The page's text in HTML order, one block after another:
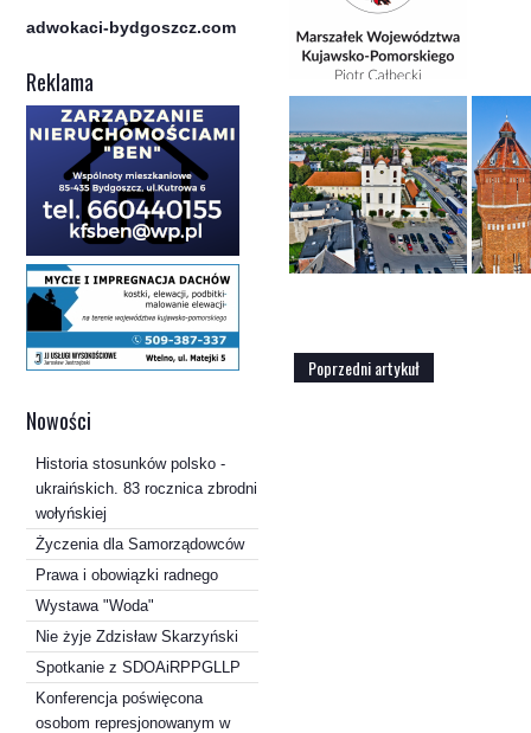
adwokaci-bydgoszcz.com
Reklama
Nowości
Historia stosunków polsko -
ukraińskich. 83 rocznica zbrodni
wołyńskiej
Życzenia dla Samorządowców
Prawa i obowiązki radnego
Wystawa "Woda"
Nie żyje Zdzisław Skarzyński
Spotkanie z SDOAiRPPGLLP
Konferencja poświęcona
osobom represjonowanym w
Poprzedni artykuł